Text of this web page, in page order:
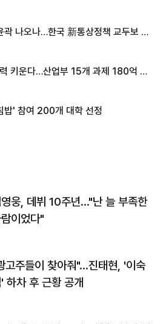
곽 나오나…한국 新통상정책 교두보 활
키운다…산업부 15개 과제 180억 지
밥' 참여 200개 대학 선정
웅, 데뷔 10주년…"난 늘 부족한
이었다"
고주들이 찾아줘"…진태현, '이숙
하차 후 근황 공개